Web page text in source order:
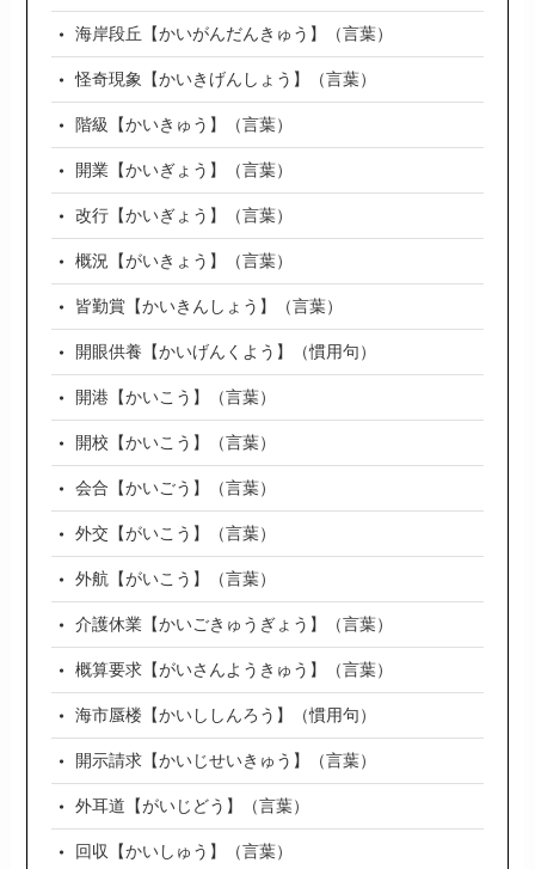
海岸段丘【かいがんだんきゅう】（言葉）
怪奇現象【かいきげんしょう】（言葉）
階級【かいきゅう】（言葉）
開業【かいぎょう】（言葉）
改行【かいぎょう】（言葉）
概況【がいきょう】（言葉）
皆勤賞【かいきんしょう】（言葉）
開眼供養【かいげんくよう】（慣用句）
開港【かいこう】（言葉）
開校【かいこう】（言葉）
会合【かいごう】（言葉）
外交【がいこう】（言葉）
外航【がいこう】（言葉）
介護休業【かいごきゅうぎょう】（言葉）
概算要求【がいさんようきゅう】（言葉）
海市蜃楼【かいししんろう】（慣用句）
開示請求【かいじせいきゅう】（言葉）
外耳道【がいじどう】（言葉）
回収【かいしゅう】（言葉）